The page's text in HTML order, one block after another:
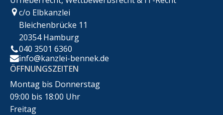
c/o Elbkanzlei
Bleichenbrücke 11
20354 Hamburg
040 3501 6360
info@kanzlei-bennek.de
ÖFFNUNGSZEITEN
Montag bis Donnerstag
09:00 bis 18:00 Uhr
Freitag